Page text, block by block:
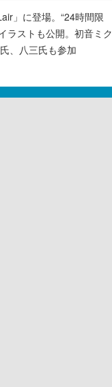
」に登場。“24時間限
ラストも公開。初音ミク
、八三氏も参加